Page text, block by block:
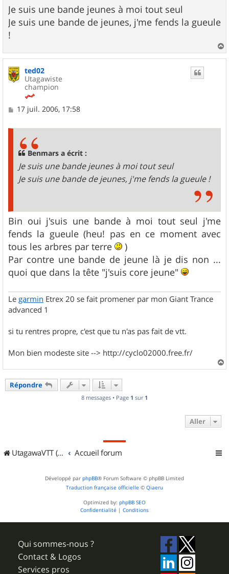
s
s
a
Je suis une bande jeunes à moi tout seul
Je suis une bande de jeunes, j'me fends la gueule
!
a
ted02
Utagawiste
champion
M17 juil. 2006, 17:58
Benmars a écrit :
Je suis une bande jeunes à moi tout seul
Je suis une bande de jeunes, j'me fends la gueule !
Bin oui j'suis une bande à moi tout seul j'me
fends la gueule (heu! pas en ce moment avec
tous les arbres par terre
)
Par contre une bande de jeune là je dis non ...
quoi que dans la tête "j'suis core jeune"
Le garmin Etrex 20 se fait promener par mon Giant Trance
advanced 1
si tu rentres propre, c'est que tu n'as pas fait de vtt.
Mon bien modeste site --> http://cyclo02000.free.fr/
a
Répondre
8 messages • Page 1 sur 1
Aller
UtagawaVTT (Randos VTT et VTTAE avec traces GPS) Accueil forum
Développé par phpBB® Forum Software © phpBB Limited
Traduction française officielle © Qiaeru
Optimized by: phpBB SEO
Confidentialité | Conditions
Qui sommes-nous ?
Contact & Logos
Services pros